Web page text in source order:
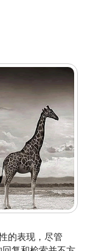
的表现，尽管